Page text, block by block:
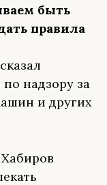
быть
правила
надзору за
и других